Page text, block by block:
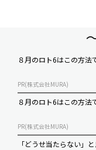
８月のロト6はこの方
PR(株式会社MURA)
８月のロト6はこの方
PR(株式会社MURA)
「どうせ当たらない」